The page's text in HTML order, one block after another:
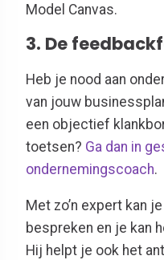
Model Canvas.
3. De
Heb je nood aan
van jouw
een objectief
toetsen? Ga dan in
ondernemingscoach.
Met zo’n expert kan
bespreken en je kan
Hij helpt je ook het